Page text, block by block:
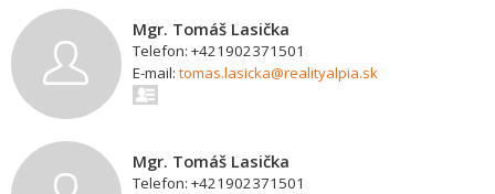
Mgr. Tomáš Lasička
Telefon: +421902371501
E-mail: tomas.lasicka@realityalpia.sk
Mgr. Tomáš Lasička
Telefon: +421902371501